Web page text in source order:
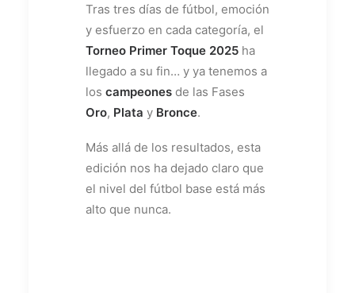
Tras tres días de fútbol, emoción
y esfuerzo en cada categoría, el
Torneo Primer Toque 2025 ha
llegado a su fin… y ya tenemos a
los campeones de las Fases
Oro, Plata y Bronce.
Más allá de los resultados, esta
edición nos ha dejado claro que
el nivel del fútbol base está más
alto que nunca.